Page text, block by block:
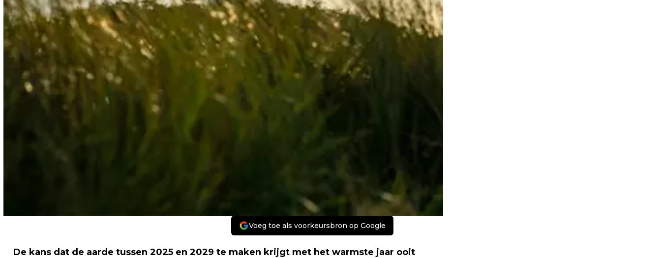
Voeg toe als voorkeursbron op Google
De kans dat de aarde tussen 2025 en 2029 te maken krijgt met het warmste jaar ooit